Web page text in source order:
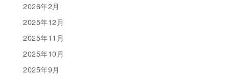
2026年2月
2025年12月
2025年11月
2025年10月
2025年9月